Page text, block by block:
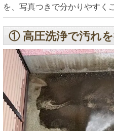
を、写真つきで分かりやすく
① 高圧洗浄で汚れ